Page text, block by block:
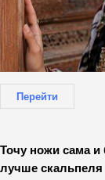
Перейти
Точу ножи сама и
лучше скальпеля